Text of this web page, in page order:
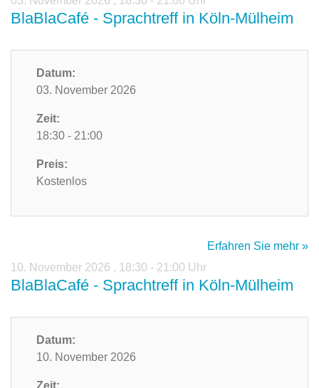
BlaBlaCafé - Sprachtreff in Köln-Mülheim
Datum:
03. November 2026
Zeit:
18:30 - 21:00
Preis:
Kostenlos
Erfahren Sie mehr »
10. November 2026 , 18:30 - 21:00 Uhr
BlaBlaCafé - Sprachtreff in Köln-Mülheim
Datum:
10. November 2026